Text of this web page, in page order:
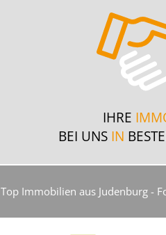
IHRE
BEI UNS IN
Top Immobilien aus Judenburg -